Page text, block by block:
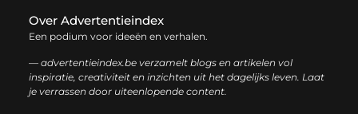
Over Advertentieindex
Een podium voor ideeën en verhalen.
— advertentieindex.be verzamelt blogs en artikelen vol
inspiratie, creativiteit en inzichten uit het dagelijks leven. Laat
je verrassen door uiteenlopende content.